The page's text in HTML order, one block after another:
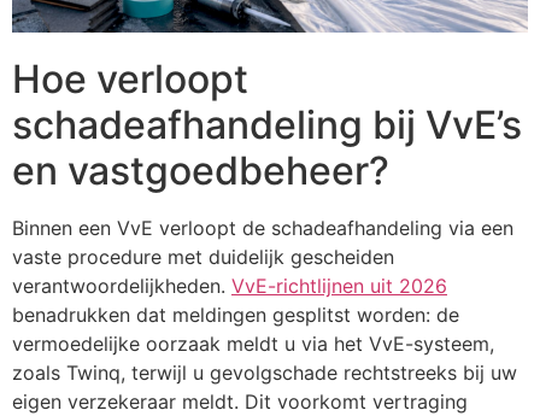
Hoe verloopt
schadeafhandeling bij VvE’s
en vastgoedbeheer?
Binnen een VvE verloopt de schadeafhandeling via een
vaste procedure met duidelijk gescheiden
verantwoordelijkheden. VvE-richtlijnen uit 2026
benadrukken dat meldingen gesplitst worden: de
vermoedelijke oorzaak meldt u via het VvE-systeem,
zoals Twinq, terwijl u gevolgschade rechtstreeks bij uw
eigen verzekeraar meldt. Dit voorkomt vertraging